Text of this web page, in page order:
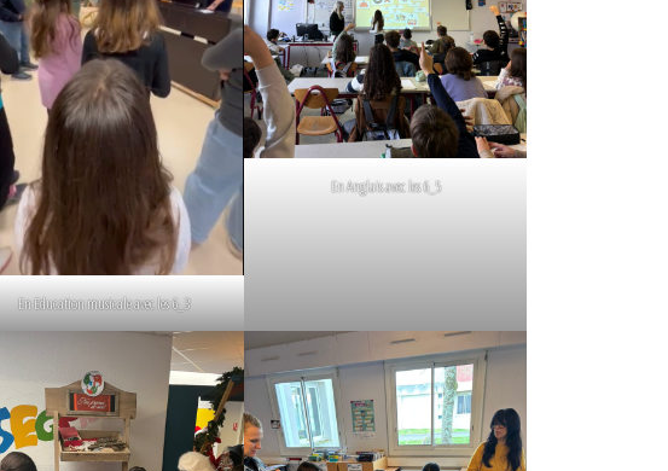
En Education musicale avec les 6_3
En Anglais avec les 6_5